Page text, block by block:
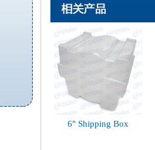
6" Shipping Box